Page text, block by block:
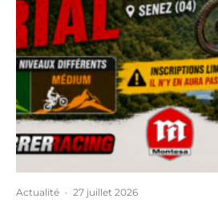
Actualité · 27 juillet 2026